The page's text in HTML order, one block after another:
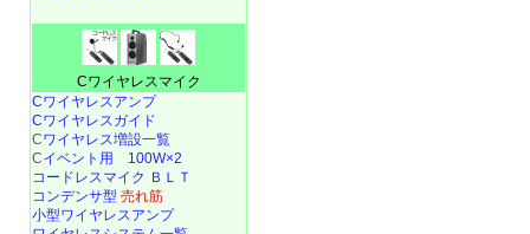
Cワイヤレスマイク
Cワイヤレスアンプ
Cワイヤレスガイド
Cワイヤレス増設一覧
Cイベント用 100W×2
コードレスマイク ＢＬＴ
コンデンサ型 売れ筋
小型ワイヤレスアンプ